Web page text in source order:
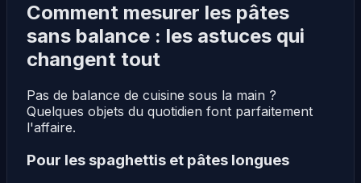
Comment mesurer les pâtes
sans balance : les astuces qui
changent tout
Pas de balance de cuisine sous la main ?
Quelques objets du quotidien font parfaitement
l'affaire.
Pour les spaghettis et pâtes longues